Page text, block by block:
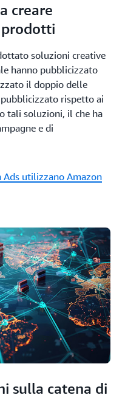
creare
soluzioni creative
hanno pubblicizzato
il doppio delle
rispetto ai
tali soluzioni, il che ha
e di
Ads utilizzano Amazon
sulla catena di